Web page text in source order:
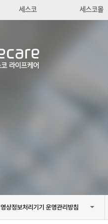
세스코 세스코몰
영상정보처리기기 운영관리방침